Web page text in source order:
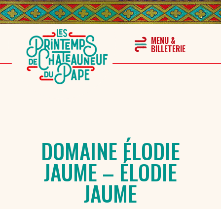
DOMAINE ÉLODIE
JAUME – ÉLODIE
JAUME